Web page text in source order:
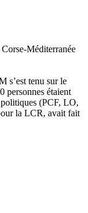
Méditerranée
s’est tenu sur le
personnes étaient
politiques (PCF, LO,
la LCR, avait fait